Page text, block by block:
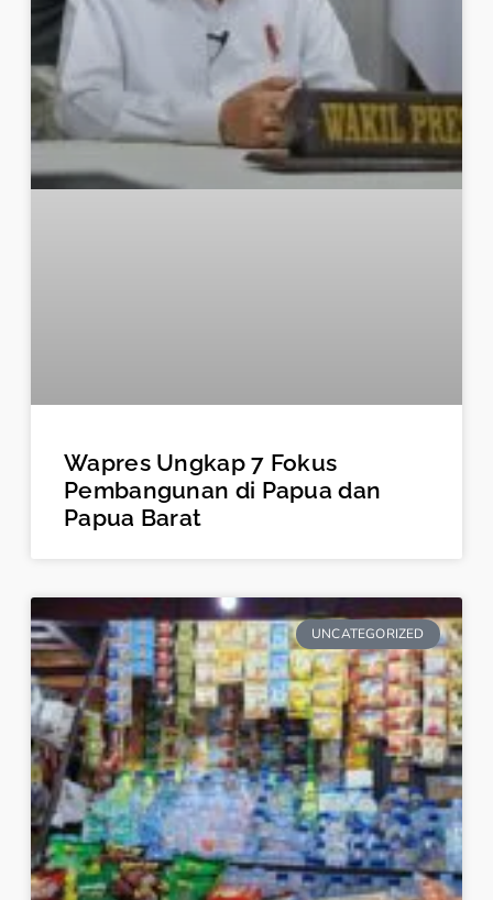
Wapres Ungkap 7 Fokus
Pembangunan di Papua dan
Papua Barat
UNCATEGORIZED